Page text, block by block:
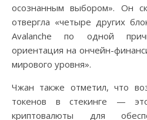
осознанным выбором». Он
отвергла «четыре других
Avalanche по одной
ориентация на ончейн-
мирового уровня».
Чжан также отметил, что
токенов в стекинге —
криптовалюты для